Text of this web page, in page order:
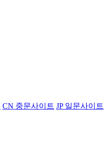
CN 중문사이트 JP일문사이트